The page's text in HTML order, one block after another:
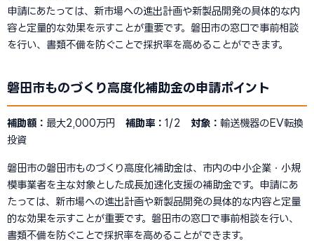
申請にあたっては、新市場への進出計画や新製品開発の具体的な内
容と定量的な効果を示すことが重要です。磐田市の窓口で事前相談
を行い、書類不備を防ぐことで採択率を高めることができます。
磐田市ものづくり高度化補助金の申請ポイント
補助額： 最大2,000万円 補助率： 1/2 対象： 輸送機器のEV転換
投資
磐田市の磐田市ものづくり高度化補助金は、市内の中小企業・小規
模事業者を主な対象とした成長加速化支援の補助金です。申請にあ
たっては、新市場への進出計画や新製品開発の具体的な内容と定量
的な効果を示すことが重要です。磐田市の窓口で事前相談を行い、
書類不備を防ぐことで採択率を高めることができます。